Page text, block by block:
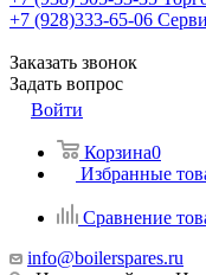
+7 (928)333-65-06
Заказать звонок
Задать вопрос
Войти
Корзина0
Избранные
Сравнение
info@boilerspares.ru